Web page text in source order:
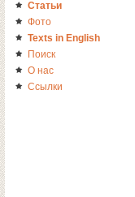
Статьи
Фото
Texts in English
Поиск
О нас
Ссылки